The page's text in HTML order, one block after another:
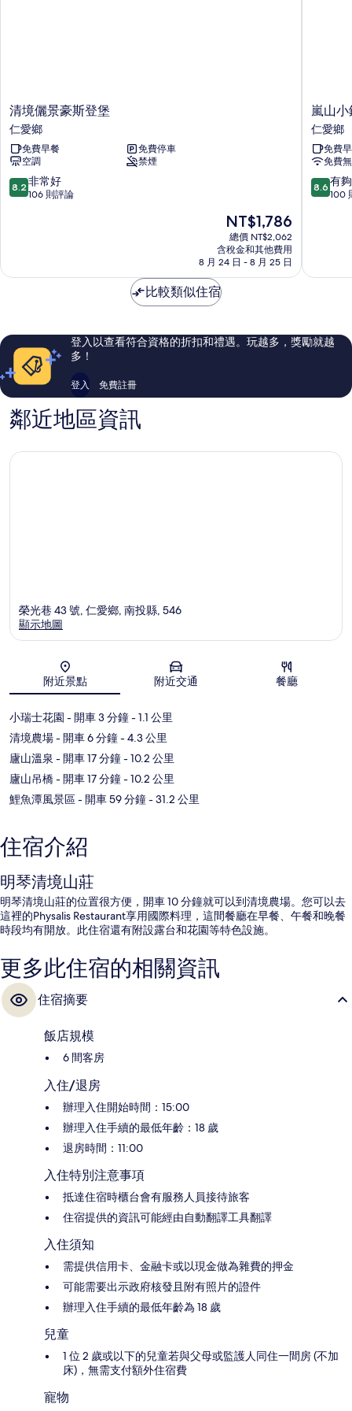
清
境
儷
景
豪
斯
登
清境儷景豪斯登堡
仁愛鄉
免費早餐
免費停車
空調
禁煙
8.2
分，
常
評
論
8.2 非常好
106 則評論
現
在
價
格
為
NT$1,786
總價 NT$2,062
含稅金和其他費用
8 月 24 日 - 8 月 25 日
嵐
山
小
鎮
仁
愛
鄉
嵐山小
仁愛鄉
免費
免費
8.6
分，
夠
評
論
8.6 有
100
比較類似住宿
登入以查看符合資格的折扣和禮遇。玩越多，獎勵就越
多！
登入 免費註冊
鄰近地區資訊
地圖
榮光巷 43 號, 仁愛鄉, 南投縣, 546
顯示地圖
附近景點 附近交通 餐廳
小瑞士花園 - 開車 3 分鐘- 1.1 公里
清境農場- 開車 6 分鐘- 4.3 公里
廬山溫泉 - 開車 17 分鐘- 10.2 公里
廬山吊橋- 開車 17 分鐘- 10.2 公里
鯉魚潭風景區- 開車 59 分鐘- 31.2 公里
住宿介紹
明琴清境山莊
明琴清境山莊的位置很方便，開車 10 分鐘就可以到清境農場。您可以去
這裡的Physalis Restaurant享用國際料理，這間餐廳在早餐、午餐和晚餐
時段均有開放。此住宿還有附設露台和花園等特色設施。
更多此住宿的相關資訊
住宿摘要
飯店規模
6 間客房
入住/退房
辦理入住開始時間：15:00
辦理入住手續的最低年齡：18 歲
退房時間：11:00
入住特別注意事項
抵達住宿時櫃台會有服務人員接待旅客
住宿提供的資訊可能經由自動翻譯工具翻譯
入住須知
需提供信用卡、金融卡或以現金做為雜費的押金
可能需要出示政府核發且附有照片的證件
辦理入住手續的最低年齡為 18 歲
兒童
1 位 2 歲或以下的兒童若與父母或監護人同住一間房 (不加
床)，無需支付額外住宿費
寵物